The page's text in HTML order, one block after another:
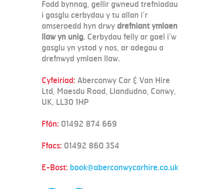
Fodd bynnag, gellir gwneud trefniadau
i gasglu cerbydau y tu allan i’r
amseroedd hyn drwy drefniant ymlaen
llaw yn unig. Cerbydau felly ar gael i’w
gasglu yn ystod y nos, ar adegau a
drefnwyd ymlaen llaw.
Cyfeiriad: Aberconwy Car & Van Hire
Ltd, Maesdu Road, Llandudno, Conwy,
UK, LL30 1HP
Ffôn: 01492 874 669
Ffacs: 01492 860 354
E-Bost: book@aberconwycarhire.co.uk